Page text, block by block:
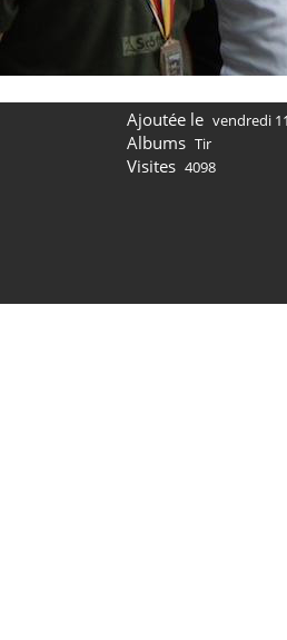
Ajoutée le vendredi
Albums Tir
Visites 4098